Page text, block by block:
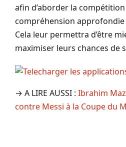
afin d’aborder la
compréhension approfondie
Cela leur permettra d’être
maximiser leurs chances de
→ A LIRE AUSSI : Ibrahim
contre Messi à la Coupe du